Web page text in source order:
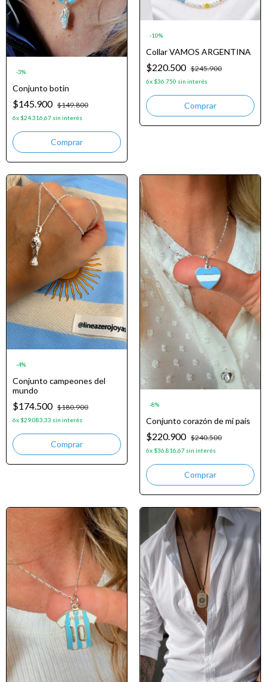
-3%
Conjunto botin
$145.900 $149.800
6x $24.316,67 sin interés
-10%
Collar VAMOS ARGENTINA
$220.500 $245.900
6x $36.750 sin interés
-4%
Conjunto campeones del
mundo
$174.500 $180.900
6x $29.083,33 sin interés
-8%
Conjunto corazón de mi país
$220.900 $240.500
6x $36.816,67 sin interés